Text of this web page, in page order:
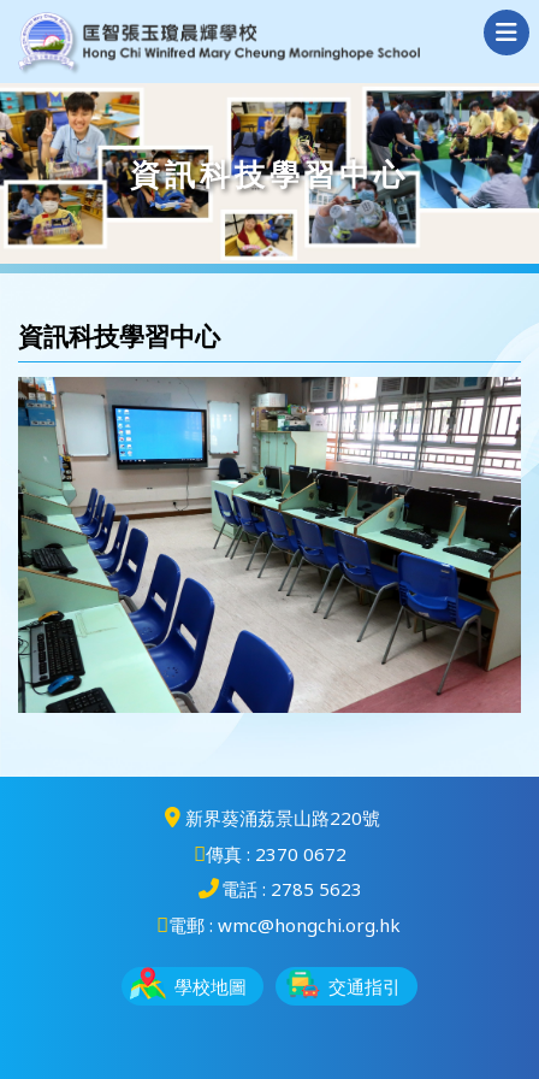
資訊科技學習中心
資訊科技學習中心
新界葵涌荔景山路220號
傳真 : 2370 0672
電話 : 2785 5623
電郵 : wmc@hongchi.org.hk
學校地圖 交通指引